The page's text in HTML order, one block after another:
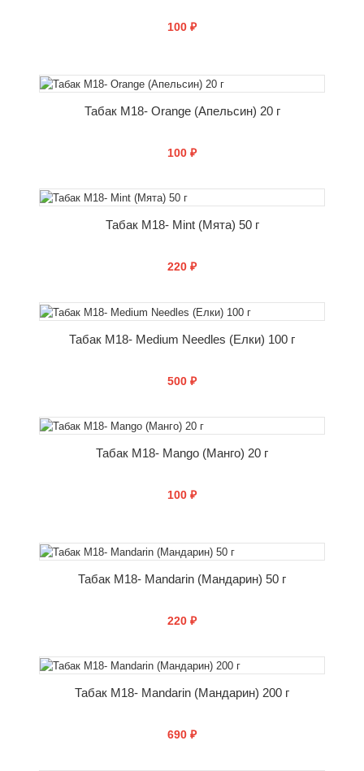
100 ₽
КУПИТЬ
Табак M18- Orange (Апельсин) 20 г
100 ₽
КУПИТЬ
Табак M18- Mint (Мята) 50 г
220 ₽
КУПИТЬ
Табак M18- Medium Needles (Елки) 100 г
500 ₽
КУПИТЬ
Табак M18- Mango (Манго) 20 г
100 ₽
КУПИТЬ
Табак M18- Mandarin (Мандарин) 50 г
220 ₽
КУПИТЬ
Табак M18- Mandarin (Мандарин) 200 г
690 ₽